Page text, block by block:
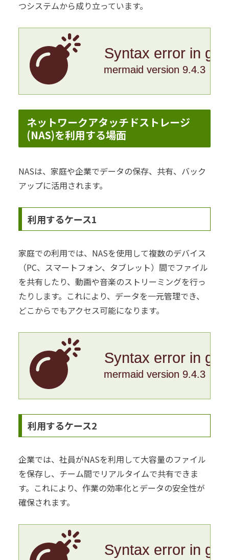
つシステムから成り立っています。
Syntax error in
mermaid version 9.4.3
ネットワークアタッチドストレージ
(NAS)を利用する場面
NASは、家庭や企業でデータの保存、共有、バック
アップに活用されます。
利用するケース1
家庭での利用では、NASを使用して複数のデバイス
（PC、スマートフォン、タブレット）間でファイル
を共有したり、動画や音楽のストリーミングを行っ
たりします。これにより、データを一元管理でき、
どこからでもアクセス可能になります。
Syntax error in
mermaid version 9.4.3
利用するケース2
企業では、社員がNASを利用して大容量のファイル
を保存し、チーム間でリアルタイムで共有できま
す。これにより、作業の効率化とデータの安全性が
確保されます。
Syntax error in